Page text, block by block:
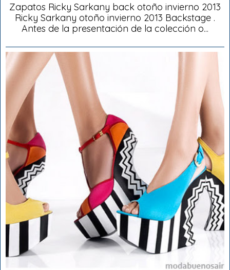
Zapatos Ricky Sarkany back otoño invierno 2013
Ricky Sarkany otoño invierno 2013 Backstage .
Antes de la presentación de la colección o...